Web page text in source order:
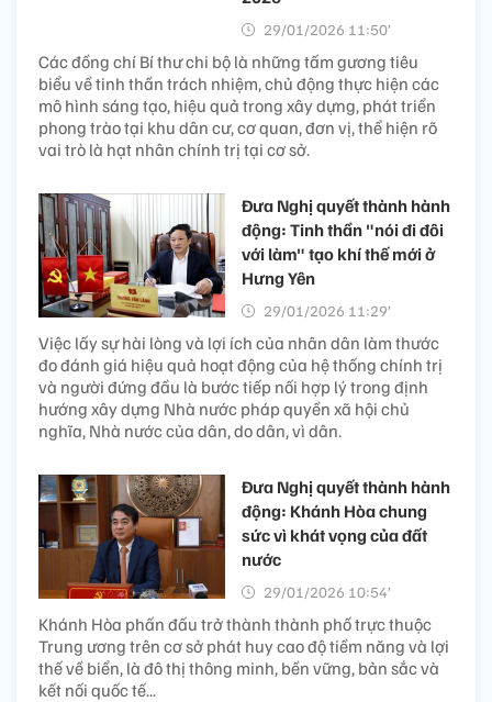
29/01/2026 11:50’
Các đồng chí Bí thư chi bộ là những tấm gương tiêu
biểu về tinh thần trách nhiệm, chủ động thực hiện các
mô hình sáng tạo, hiệu quả trong xây dựng, phát triển
phong trào tại khu dân cư, cơ quan, đơn vị, thể hiện rõ
vai trò là hạt nhân chính trị tại cơ sở.
Đưa Nghị quyết thành hành
động: Tinh thần "nói đi đôi
với làm" tạo khí thế mới ở
Hưng Yên
29/01/2026 11:29’
Việc lấy sự hài lòng và lợi ích của nhân dân làm thước
đo đánh giá hiệu quả hoạt động của hệ thống chính trị
và người đứng đầu là bước tiếp nối hợp lý trong định
hướng xây dựng Nhà nước pháp quyền xã hội chủ
nghĩa, Nhà nước của dân, do dân, vì dân.
Đưa Nghị quyết thành hành
động: Khánh Hòa chung
sức vì khát vọng của đất
nước
29/01/2026 10:54’
Khánh Hòa phấn đấu trở thành thành phố trực thuộc
Trung ương trên cơ sở phát huy cao độ tiềm năng và lợi
thế về biển, là đô thị thông minh, bền vững, bản sắc và
kết nối quốc tế...